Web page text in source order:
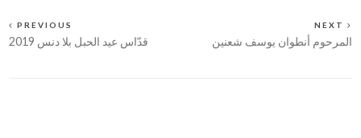
PREVIOUS
قدّاس عيد الحبل بلا دنس 2019
NEXT
المرحوم أنطوان يوسف شعنين